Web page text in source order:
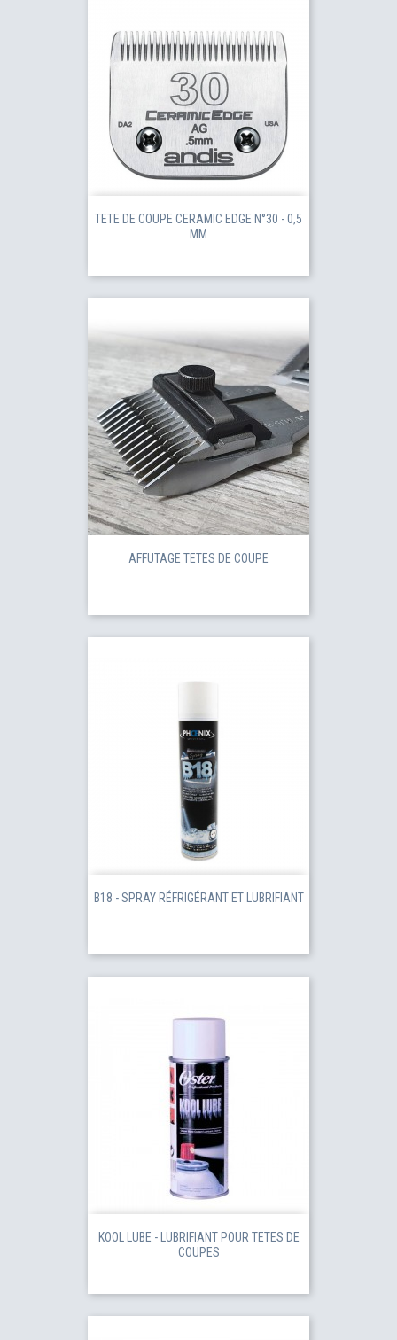
TETE DE COUPE CERAMIC EDGE N°30 - 0,5
MM
AFFUTAGE TETES DE COUPE
B18 - SPRAY RÉFRIGÉRANT ET LUBRIFIANT
KOOL LUBE - LUBRIFIANT POUR TETES DE
COUPES